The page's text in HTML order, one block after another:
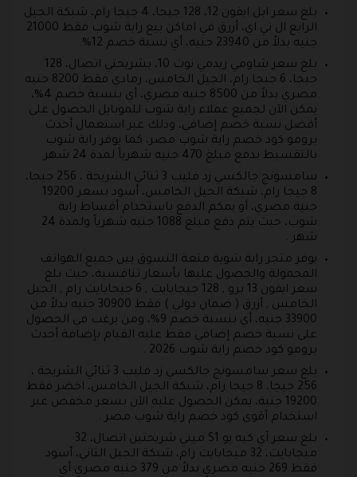
بلغ سعر ابل ايفون 12، 128 جيجا، 4 جيجا رام، شبكة الجيل
الرابع ال تي اي، أزرق في اماكن بيع راية شوب فقط 21000
جنيه بدلاً من 23940 جنيه، أي نسبة خصم 12%.
بلغ سعر شاومي ريدمي نوت 10، بشريحتي اتصال، 128
جيجا، 6 جيجا رام، الجيل الخامس، رمادي فقط 8200 جنيه
مصري بدلاً من 8500 جنيه مصري، أي بنسبة خصم 4%،
يمكن الآن لجميع عملاء راية شوب للموبايل الحصول على
أفضل نسبة خصم إضافي، وذلك عبر استعمال أحدث
برومو كود خصم راية شوب مصر، كما يوفر راية شوب
بالتقسيط بدفع مبلغ 470 جنيه شهرياً لمدة 24 شهر.
سامسونج جالكسي زد فليب 3 ثنائي الشريحة ، 256 جيجا،
8 جيجا رام، شبكة الجيل الخامس، أسود بسعر 19200
جنية مصري، أو يمكم الدفع باستخدام أقساط راية
شوب، حيث يتم دفع مبلغ 1088 جنيه شهرياً ولمدة 24
شهر .
يوفر متجر راية شوية متعة التسوق بين جميع الهواتف
المحمولة والحصول عليها بأسعار تنافسية، حيث بلغ
سعر ايفون 13 برو , 128 جيجابايت , 6 جيجابايت رام , الجيل
الخامس , أزرق ( ضمان دولي ) فقط 30900 جنيه بدلاً من
33900 جنيه، أي بنسبة خصم 9%، ومن يرغب في الحصول
على نسبة خصم إضافي فقط عليه القيام بإضافة أحدث
برومو كود خصم راية شوب 2026 .
بلغ سعر سامسونج جالكسي زد فليب 3 ثنائي الشريحة ،
256 جيجا، 8 جيجا رام، شبكة الجيل الخامس، اخضر فقط
19200 جنية، يمكن الحصول عليه الآن بسعر مخفض عبر
استخدام أقوى كود خصم راية شوب مصر .
بلغ سعر آي كيه يو S1 ميني شريحتين اتصال، 32
ميجابايت، 32 ميجابايت رام، شبكة الجيل الثاني، أسود
فقط 269 جنيه مصري بدلاً من 379 جنيه مصري أي